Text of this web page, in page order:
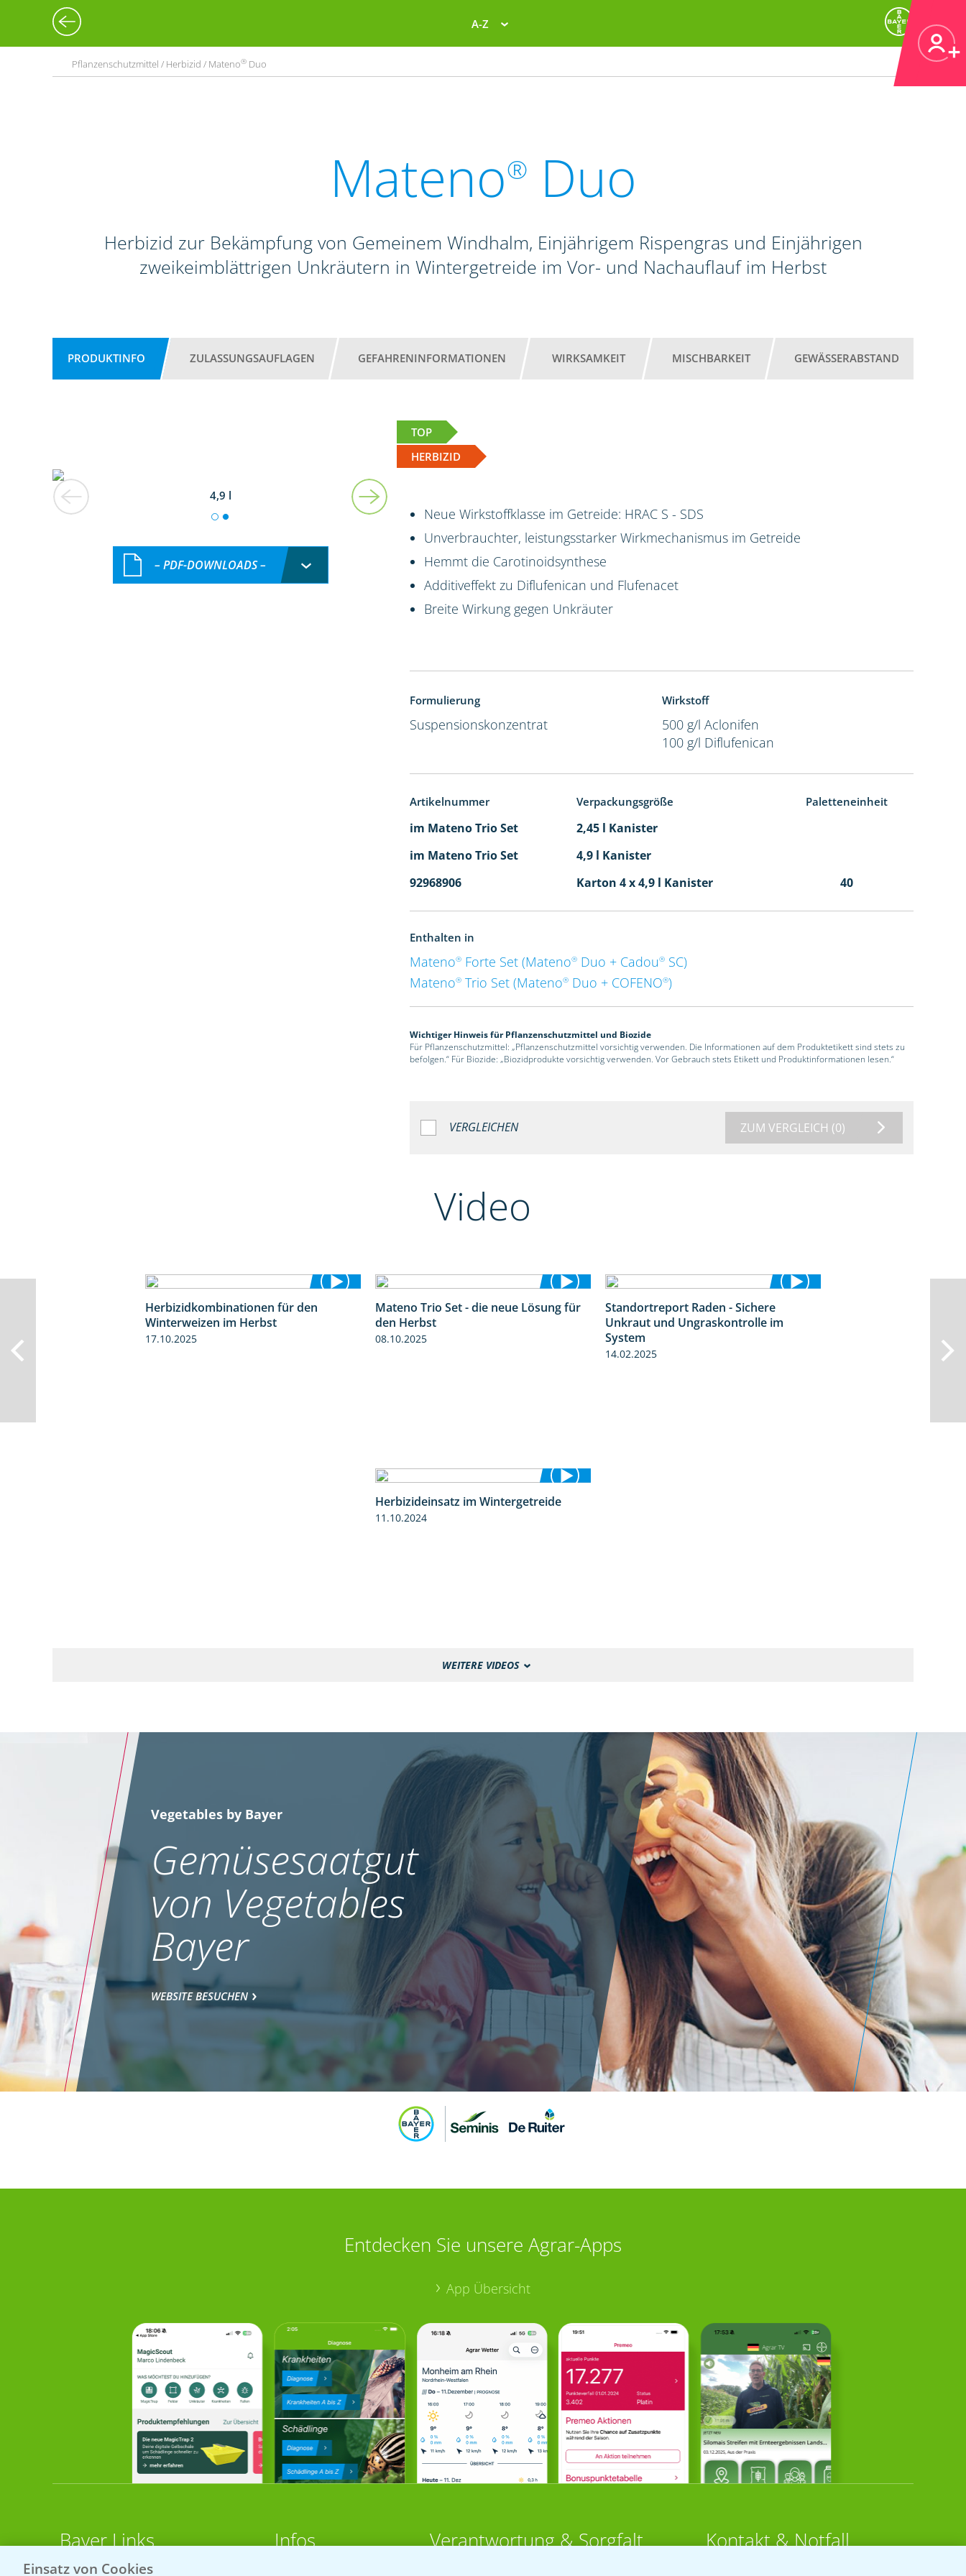
A-Z
Pflanzenschutzmittel / Herbizid / Mateno® Duo
Mateno® Duo
Herbizid zur Bekämpfung von Gemeinem Windhalm, Einjährigem Rispengras und Einjährigen
zweikeimblättrigen Unkräutern in Wintergetreide im Vor- und Nachauflauf im Herbst
PRODUKTINFO ZULASSUNGSAUFLAGEN GEFAHRENINFORMATIONEN WIRKSAMKEIT MISCHBARKEIT GEWÄSSERABSTAND
TOP
HERBIZID
4,9 l
– PDF-DOWNLOADS –
Neue Wirkstoffklasse im Getreide: HRAC S - SDS
Unverbrauchter, leistungsstarker Wirkmechanismus im Getreide
Hemmt die Carotinoidsynthese
Additiveffekt zu Diflufenican und Flufenacet
Breite Wirkung gegen Unkräuter
Formulierung
Suspensionskonzentrat
Wirkstoff
500 g/l Aclonifen
100 g/l Diflufenican
Artikelnummer Verpackungsgröße Paletteneinheit
im Mateno Trio Set
2,45 l Kanister
im Mateno Trio Set
4,9 l Kanister
92968906
Karton 4 x 4,9 l Kanister 40
Enthalten in
Mateno® Forte Set (Mateno® Duo + Cadou® SC)
Mateno® Trio Set (Mateno® Duo + COFENO®)
Wichtiger Hinweis für Pflanzenschutzmittel und Biozide
Für Pflanzenschutzmittel: „Pflanzenschutzmittel vorsichtig verwenden. Die Informationen auf dem Produktetikett sind stets zu
befolgen.“ Für Biozide: „Biozidprodukte vorsichtig verwenden. Vor Gebrauch stets Etikett und Produktinformationen lesen.“
VERGLEICHEN ZUM VERGLEICH (0)
Video
Herbizidkombinationen für den
Winterweizen im Herbst
17.10.2025
2:22
Mateno Trio Set - die neue Lösung für
den Herbst
08.10.2025
Standortreport Raden - Sichere
Unkraut und Ungraskontrolle im
System
14.02.2025
2:32
Herbizideinsatz im Wintergetreide
11.10.2024
WEITERE VIDEOS
Vegetables by Bayer
Gemüsesaatgut
von Vegetables
Bayer
WEBSITE BESUCHEN
Entdecken Sie unsere Agrar-Apps
App Übersicht
Bayer Links Infos Verantwortung & Sorgfalt Kontakt & Notfall
Einsatz von Cookies